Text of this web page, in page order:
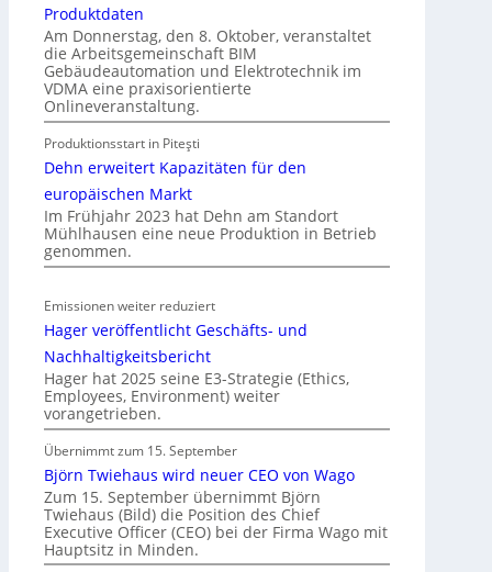
t
r
o
m
o
b
i
l
i
t
ä
i
n
d
e
r
m
m
o
b
i
l
Produktdaten
Am Donnerstag, den 8. Oktober, veranstaltet
die Arbeitsgemeinschaft BIM
Gebäudeautomation und Elektrotechnik im
VDMA eine praxisorientierte
Onlineveranstaltung.
Produktionsstart in Piteşti
Dehn erweitert Kapazitäten für den
europäischen Markt
Im Frühjahr 2023 hat Dehn am Standort
Mühlhausen eine neue Produktion in Betrieb
genommen.
Emissionen weiter reduziert
Hager veröffentlicht Geschäfts- und
Nachhaltigkeitsbericht
Hager hat 2025 seine E3-Strategie (Ethics,
Employees, Environment) weiter
vorangetrieben.
Übernimmt zum 15. September
Björn Twiehaus wird neuer CEO von Wago
Zum 15. September übernimmt Björn
Twiehaus (Bild) die Position des Chief
Executive Officer (CEO) bei der Firma Wago mit
Hauptsitz in Minden.